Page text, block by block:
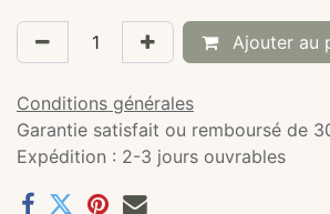
Ajouter au
Conditions générales
Garantie satisfait ou remboursé de
Expédition : 2-3 jours ouvrables